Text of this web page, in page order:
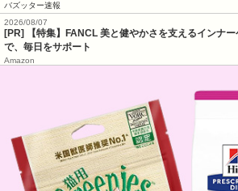
バズッター速報
2026/08/07
[PR] 【特集】FANCL 美と健やかさを支えるインナ
で、毎日をサポート
Amazon